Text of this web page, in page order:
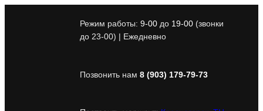
Режим работы: 9-00 до 19-00 (звонки
до 23-00) | Ежедневно
Позвонить нам 8 (903) 179-79-73